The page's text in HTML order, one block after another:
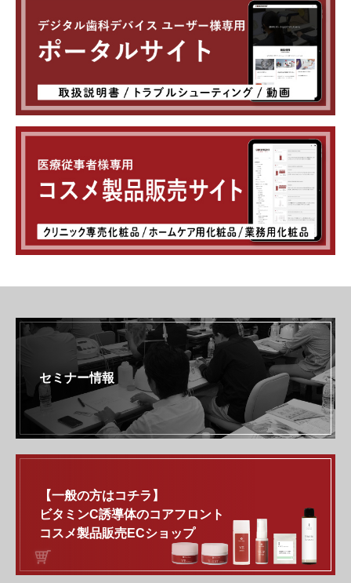
セミナー情報
【一般の方はコチラ】
ビタミンC誘導体のコアフロント
コスメ製品販売ECショップ